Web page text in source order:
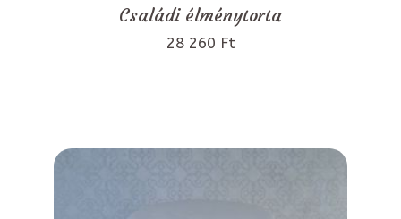
Családi élménytorta
28 260 Ft